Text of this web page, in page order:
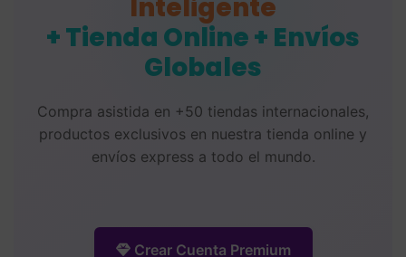
Inteligente
+ Tienda Online + Envíos
Globales
Compra asistida en +50 tiendas internacionales,
productos exclusivos en nuestra tienda online y
envíos express a todo el mundo.
Crear Cuenta Premium